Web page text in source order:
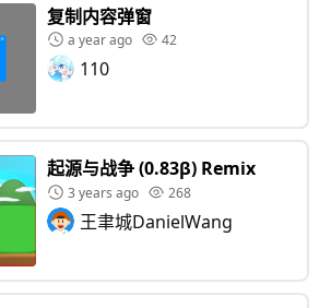
！避免版本错误导致的大量脚本丢失
！⚠⚠⚠
全部手动编辑为全局积木。
换积木加上注释：（如果没有就创建一
除的不是最后一个画板导致的冲突问
复制内容弹窗
a year ago 42
110
起源与战争 (0.83β) Remix
3 years ago 268
王聿城DanielWang